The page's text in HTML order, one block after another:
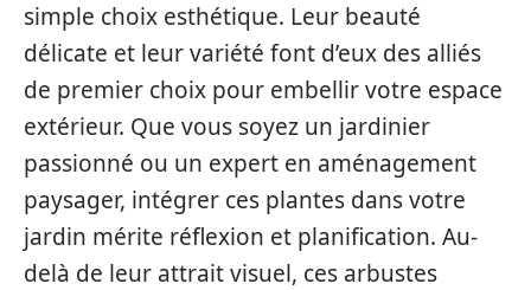
simple choix esthétique. Leur beauté
délicate et leur variété font d’eux des alliés
de premier choix pour embellir votre espace
extérieur. Que vous soyez un jardinier
passionné ou un expert en aménagement
paysager, intégrer ces plantes dans votre
jardin mérite réflexion et planification. Au-
delà de leur attrait visuel, ces arbustes